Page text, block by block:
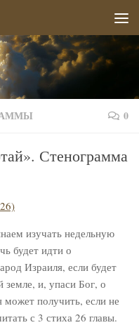
0
Стенограмма
изучать недельную
будет идти о
Израиля, если будет
земле, и, упаси Бог, о
может получить, если не
с 3 стиха 26 главы.